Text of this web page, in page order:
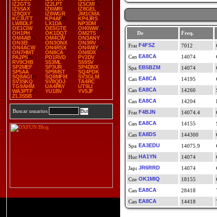
IZ2GTS
IZ2LPT
IZ5CMI
IZ5SAX
IZ6WRI
IZ8GEL
IZ8QXY
IZ8WGR
JM1CMA
KC3UTT
KP4AF
KP4JRS
LW8DLF
LX1DA
NP3DM
OE1CIW
OE5GTE
OH0WW
OH1PH
OK1DQT
OM2TS
OM4AB
OM4CW
ON3ANY
ON3EI
ON3ONX
ON3RV
ON4ACW
ON4RSX
ON4WIY
ON7HMT
ON8CA
ON8DX
PA2PS
PD1RVD
PY2DV
RV9CHB
S53ML
S59SV
SP2MEF
SP3UR
SP4DNX
SP5AA
SP9MST
SQ4FDK
SQ8AGI
SQ8MFM
SV3GLM
SV3SKQ
SV8QDJ
TA4RC
TG9AHM
UA4PAY
UT9LI
WA3PTF
YU1BV
YV5JF
ZL3SSB
Buscar usuarios
De Freq.
F4FSZ
7012
EA8CA
14074
EB5BZM
14074
EA8CA
14195
EA8CA
14260
EA8CA
14204
F4BJN
14074.4
EA8CA
14155
EA8DS
144300
EA3EDU
14075.9
HA1YN
14074
JR6RRD
14074
OK1MIQ
18155
EA8CA
28418
EA8CA
14418